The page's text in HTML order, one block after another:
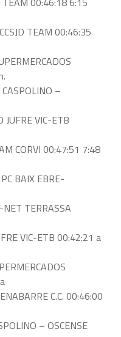
TEAM 00:46:35
–
VIC-ETB
CORVI 00:47:51 7:48
BAIX EBRE-
TERRASSA
VIC-ETB 00:42:21 a
C.C. 00:46:00
– OSCENSE